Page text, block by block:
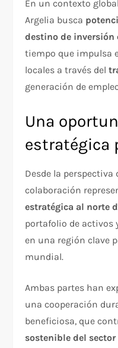
En un contexto
Argelia busca
destino de inversión
tiempo que impulsa
locales a través del
generación de
Una
estratégica
Desde la perspectiva
colaboración
estratégica al norte
portafolio de activos
en una región clave
mundial.
Ambas partes han
una cooperación
beneficiosa, que
sostenible del